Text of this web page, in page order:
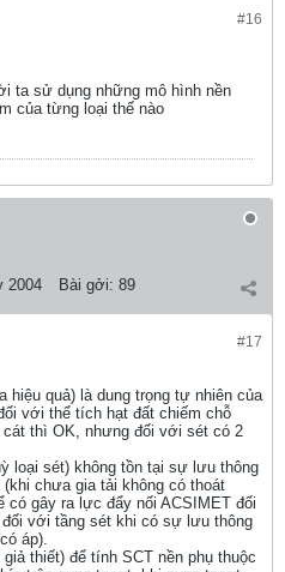
#16
ta sử dụng những mô hình nền
của từng loại thế nào
2004 Bài gởi: 89
#17
hiệu quả) là dung trọng tự nhiên của
với thể tích hạt đất chiếm chỗ
thì OK, nhưng đối với sét có 2
loại sét) không tồn tại sự lưu thông
chưa gia tải không có thoát
gây ra lực đẩy nối ACSIMET đối
với tầng sét khi có sự lưu thông
áp).
thiết) để tính SCT nền phụ thuộc